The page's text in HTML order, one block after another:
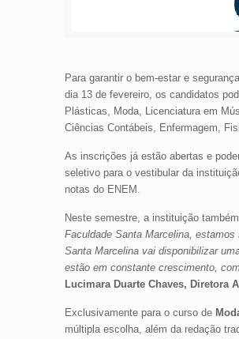
Para garantir o bem-estar e
dia 13 de fevereiro, os candidatos
Plásticas, Moda, Licenciatura em
Ciências Contábeis, Enfermagem,
As inscrições já estão abertas e
seletivo para o vestibular da
notas do ENEM.
Neste semestre, a instituição
Faculdade Santa Marcelina,
Santa Marcelina vai disponibilizar
estão em constante crescimento,
Lucimara Duarte Chaves, Diretora
Exclusivamente para o curso de
múltipla escolha, além da redação